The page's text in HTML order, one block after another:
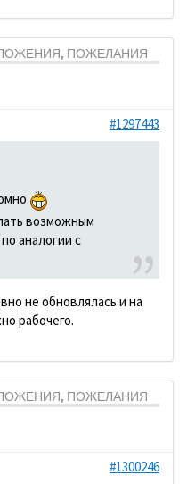
ПОЖЕЛАНИЯ
#1297443
возможным
аналогии с
не обновлялась и на
рабочего.
ПОЖЕЛАНИЯ
#1300246